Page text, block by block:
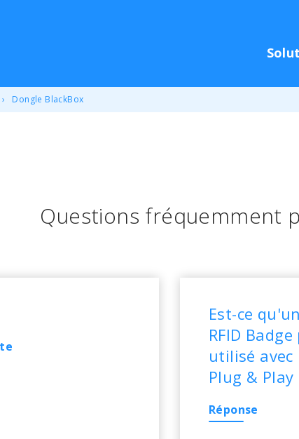
Dongle BlackBox
Questions fréquemment
Est-ce
RFID
utilisé avec
Plug & Play
Réponse